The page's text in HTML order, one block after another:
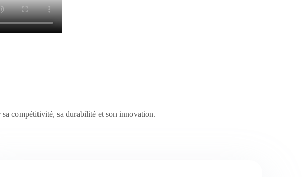
compétitivité, sa durabilité et son innovation.